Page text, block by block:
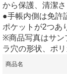
から保護、清潔さ
●手帳内側は免許
ポケットが2つあ
※商品写真はサン
ラ穴の形状、ポ
商品名